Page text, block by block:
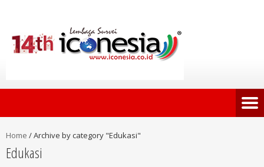
Home /Archive by category "Edukasi"
Edukasi